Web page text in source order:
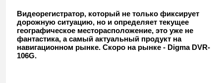
Видеорегистратор, который не только фиксирует
дорожную ситуацию, но и определяет текущее
географическое месторасположение, это уже не
фантастика, а самый актуальный продукт на
навигационном рынке. Скоро на рынке - Digma DVR-
106G.